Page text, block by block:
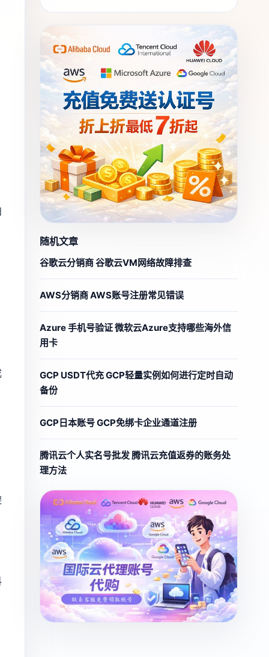
随机文章
谷歌云分销商 谷歌云VM网络故障排查
AWS分销商 AWS账号注册常见错误
Azure 手机号验证 微软云Azure支持哪些海外信
用卡
GCP USDT代充 GCP轻量实例如何进行定时自动
备份
GCP日本账号 GCP免绑卡企业通道注册
腾讯云个人实名号批发 腾讯云充值返券的账务处
理方法